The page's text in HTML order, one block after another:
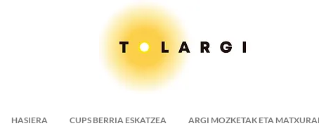
HASIERA CUPS BERRIA ESKATZEA ARGI MOZKETAK ETA